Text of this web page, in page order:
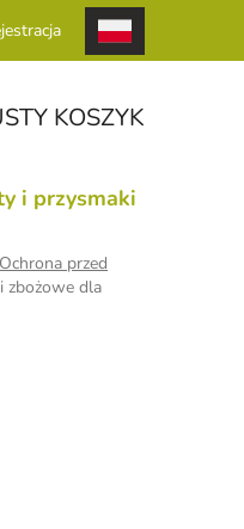
KOSZYK
i przysmaki
Ochrona przed
zbożowe dla